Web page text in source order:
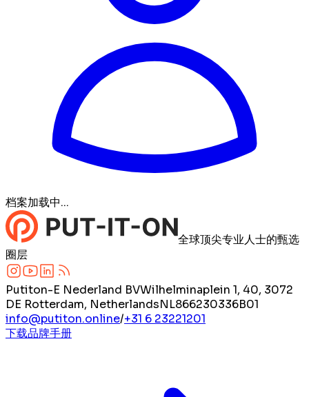
档案加载中...
全球顶尖专业人士的甄选
圈层
Putiton-E Nederland BVWilhelminaplein 1, 40, 3072
DE Rotterdam, NetherlandsNL866230336B01
info@putiton.online/+31 6 23221201
下载品牌手册